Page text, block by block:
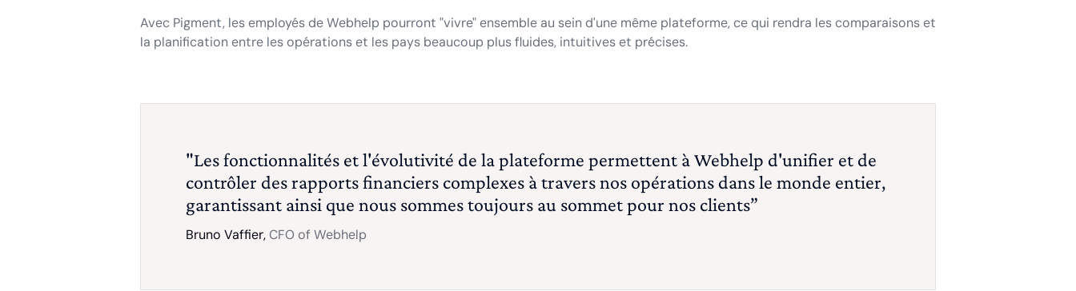
Avec Pigment, les employés de Webhelp pourront "vivre" ensemble au sein d'une même plateforme, ce qui rendra les comparaisons et
la planification entre les opérations et les pays beaucoup plus fluides, intuitives et précises.
"Les fonctionnalités et l'évolutivité de la plateforme permettent à Webhelp d'unifier et de
contrôler des rapports financiers complexes à travers nos opérations dans le monde entier,
garantissant ainsi que nous sommes toujours au sommet pour nos clients”
Bruno Vaffier,CFO of Webhelp